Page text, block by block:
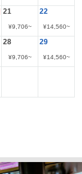
21
¥9,706~
22
¥14,560~
28
¥9,706~
29
¥14,560~